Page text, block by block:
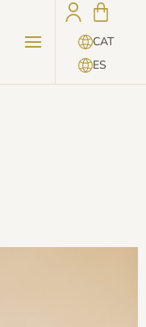
CAT
ES